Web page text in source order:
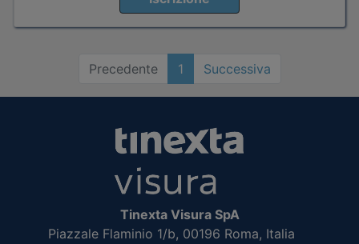
Precedente 1 Successiva
Tinexta Visura SpA
Piazzale Flaminio 1/b, 00196 Roma, Italia